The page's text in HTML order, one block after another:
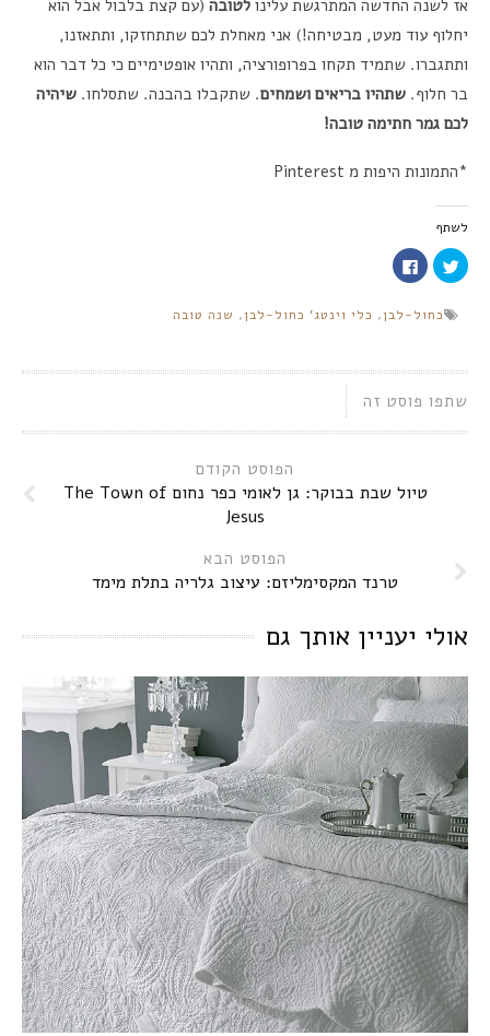
אז לשנה החדשה המתרגשת עלינו לטובה (עם קצת בלבול אבל הוא
יחלוף עוד מעט, מבטיחה!) אני מאחלת לכם שתתחזקו, ותתאזנו,
ותתגברו. שתמיד תקחו בפרופורציה, ותהיו אופטימיים כי כל דבר הוא
בר חלוף. שתהיו בריאים ושמחים. שתקבלו בהבנה. שתסלחו. שיהיה
לכם גמר חתימה טובה!
*התמונות היפות מ Pinterest
לשתף
לחצו
כדי
לשתף
(נפתח
לחיצה
לשיתוף
בחלוןכחול-לבן, כלי וינטג' כחול-לבן, שנה טובה
שתפו פוסט זה
הפוסט הקודם
טיול שבת בבוקר: גן לאומי כפר נחום The Town of
Jesus
הפוסט הבא
טרנד המקסימליזם: עיצוב גלריה בתלת מימד
אולי יעניין אותך גם